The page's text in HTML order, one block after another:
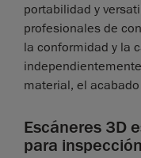
portabilidad y
profesionales de
la conformidad y la
material, el
Escáneres 3D
para inspección